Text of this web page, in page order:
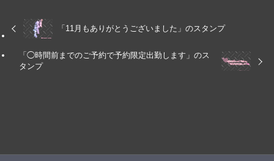
「11月もありがとうございました」のスタンプ
「◯時間前までのご予約で予約限定出勤します」のス
タンプ